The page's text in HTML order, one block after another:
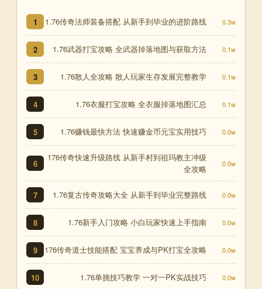
1 1.76传奇法师装备搭配 从新手到毕业的进阶路线 0.3w
2 1.76武器打宝攻略 全武器掉落地图与获取方法 0.1w
3 1.76散人全攻略 散人玩家生存发展完整教学 0.1w
4 1.76衣服打宝攻略 全衣服掉落地图汇总 0.1w
5 1.76赚钱最快方法 快速赚金币元宝实用技巧 0.0w
6
176传奇快速升级路线 从新手村到祖玛教主冲级
全攻略
0.0w
7 1.76复古传奇攻略大全 从新手到毕业完整路线 0.0w
8 1.76新手入门攻略 小白玩家快速上手指南 0.0w
9 176传奇道士技能搭配 宝宝养成与PK打宝全攻略 0.0w
10 1.76单挑技巧教学 一对一PK实战技巧 0.0w